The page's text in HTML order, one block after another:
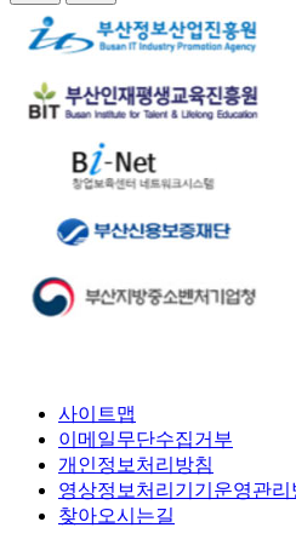
사이트맵
이메일무단수집거부
개인정보처리방침
영상정보처리기기운영관리
찾아오시는길